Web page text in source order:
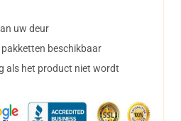
uw deur
beschikbaar
als het product niet wordt